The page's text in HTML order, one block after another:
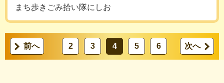
まち歩きごみ拾い隊にしお
前へ 2 3 4 5 6 次へ